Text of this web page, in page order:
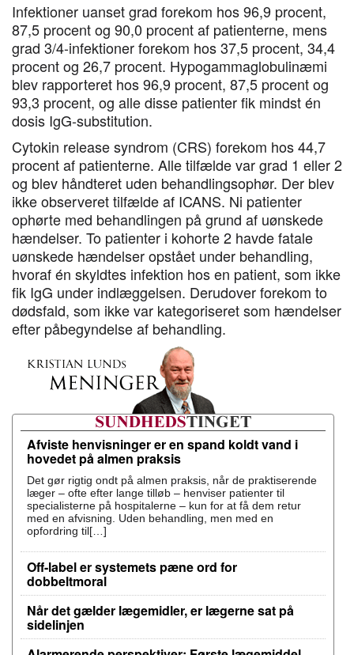
Infektioner uanset grad forekom hos 96,9 procent,
87,5 procent og 90,0 procent af patienterne, mens
grad 3/4-infektioner forekom hos 37,5 procent, 34,4
procent og 26,7 procent. Hypogammaglobulinæmi
blev rapporteret hos 96,9 procent, 87,5 procent og
93,3 procent, og alle disse patienter fik mindst én
dosis IgG-substitution.
Cytokin release syndrom (CRS) forekom hos 44,7
procent af patienterne. Alle tilfælde var grad 1 eller 2
og blev håndteret uden behandlingsophør. Der blev
ikke observeret tilfælde af ICANS. Ni patienter
ophørte med behandlingen på grund af uønskede
hændelser. To patienter i kohorte 2 havde fatale
uønskede hændelser opstået under behandling,
hvoraf én skyldtes infektion hos en patient, som ikke
fik IgG under indlæggelsen. Derudover forekom to
dødsfald, som ikke var kategoriseret som hændelser
efter påbegyndelse af behandling.
Afviste henvisninger er en spand koldt vand i
hovedet på almen praksis
Det gør rigtig ondt på almen praksis, når de praktiserende
læger – ofte efter lange tilløb – henviser patienter til
specialisterne på hospitalerne – kun for at få dem retur
med en afvisning. Uden behandling, men med en
opfordring til[…]
Off-label er systemets pæne ord for
dobbeltmoral
Når det gælder lægemidler, er lægerne sat på
sidelinjen